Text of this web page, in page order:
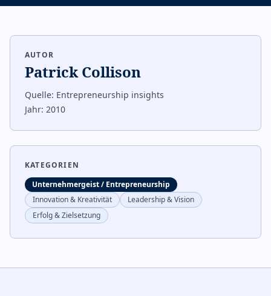
AUTOR
Patrick Collison
Quelle: Entrepreneurship insights
Jahr: 2010
KATEGORIEN
Unternehmergeist / Entrepreneurship
Innovation & Kreativität
Leadership & Vision
Erfolg & Zielsetzung